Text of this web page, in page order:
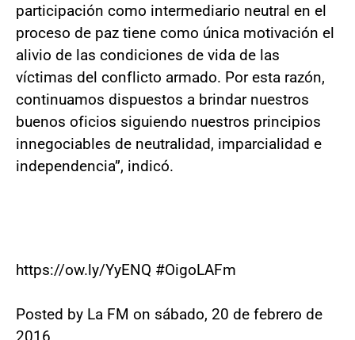
participación como intermediario neutral en el
proceso de paz tiene como única motivación el
alivio de las condiciones de vida de las
víctimas del conflicto armado. Por esta razón,
continuamos dispuestos a brindar nuestros
buenos oficios siguiendo nuestros principios
innegociables de neutralidad, imparcialidad e
independencia”, indicó.
https://ow.ly/YyENQ #OigoLAFm
Posted by La FM on sábado, 20 de febrero de
2016